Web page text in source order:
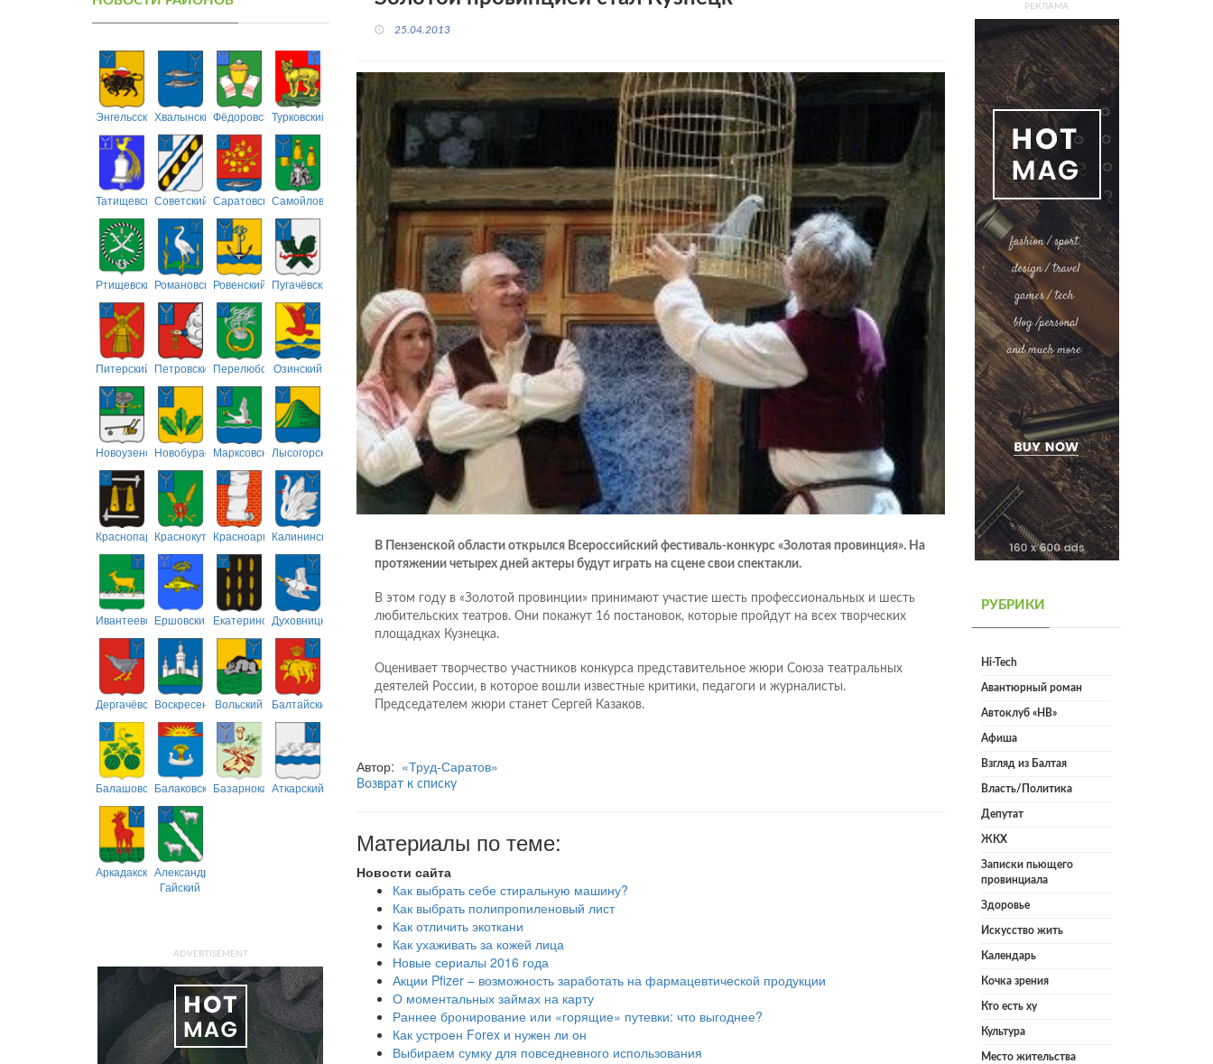
ЭнгельсскийХвалынскийФёдоровскийТурковский
ТатищевскийСоветский СаратовскийСамойловский
РтищевскийРомановскийРовенский Пугачёвский
Питерский ПетровскийПерелюбскийОзинский
НовоузенскийНовобурасскийМарксовскийЛысогорский
Краснопартизанский
КраснокутскийКрасноармейский
Калининский
ИвантеевскийЕршовский ЕкатериновскийДуховницкий
ДергачёвскийВоскресенскийВольский Балтайский
БалашовскийБалаковскийБазарнокарабулакский
Аткарский
АркадакскийАлександрово-
Гайский
ADVERTISEMENT
25.04.2013
В Пензенской области открылся Всероссийский фестиваль-конкурс «Золотая провинция». На
протяжении четырех дней актеры будут играть на сцене свои спектакли.
В этом году в «Золотой провинции» принимают участие шесть профессиональных и шесть
любительских театров. Они покажут 16 постановок, которые пройдут на всех творческих
площадках Кузнецка.
Оценивает творчество участников конкурса представительное жюри Союза театральных
деятелей России, в которое вошли известные критики, педагоги и журналисты.
Председателем жюри станет Сергей Казаков.
Автор: «Труд-Саратов»
Возврат к списку
Материалы по теме:
Новости сайта
Как выбрать себе стиральную машину?
Как выбрать полипропиленовый лист
Как отличить экоткани
Как ухаживать за кожей лица
Новые сериалы 2016 года
Акции Pfizer – возможность заработать на фармацевтической продукции
О моментальных займах на карту
Раннее бронирование или «горящие» путевки: что выгоднее?
Как устроен Forex и нужен ли он
Выбираем сумку для повседневного использования
РЕКЛАМА
РУБРИКИ
Hi-Tech
Авантюрный роман
Автоклуб «НВ»
Афиша
Взгляд из Балтая
Власть/Политика
Депутат
ЖКХ
Записки пьющего
провинциала
Здоровье
Искусство жить
Календарь
Кочка зрения
Кто есть ху
Культура
Место жительства